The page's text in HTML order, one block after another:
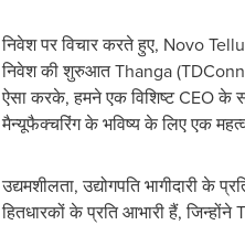
निवेश पर विचार करते हुए, Novo
निवेश की शुरुआत Thanga
ऐसा करके, हमने एक विशिष्ट CEO के
मैन्यूफैक्चरिंग के भविष्य के लिए एक
उद्यमशीलता, उद्योगपति भागीदारी के
हितधारकों के प्रति आभारी हैं,